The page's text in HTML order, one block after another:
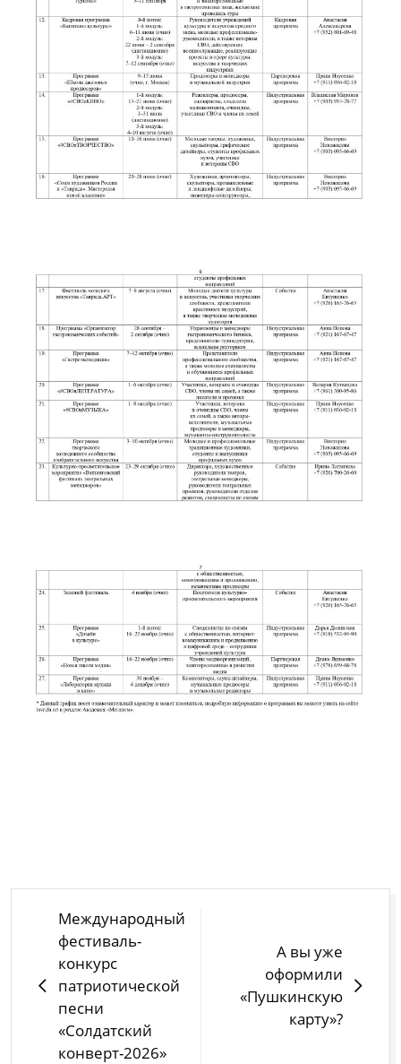
Навигация
записям
Международный
фестиваль-
конкурс
патриотической
песни
«Солдатский
конверт-2026»
А вы уже
оформили
«Пушкинскую
карту»?